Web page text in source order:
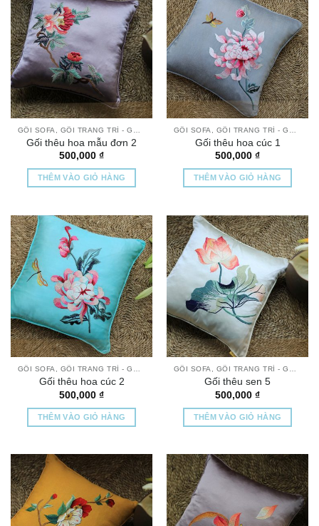
Gối thêu hoa mẫu đơn 2
500,000 ₫
THÊM VÀO GIỎ HÀNG
Gối thêu hoa cúc 1
500,000 ₫
THÊM VÀO GIỎ HÀNG
Gối thêu hoa cúc 2
500,000 ₫
THÊM VÀO GIỎ HÀNG
Gối thêu sen 5
500,000 ₫
THÊM VÀO GIỎ HÀNG